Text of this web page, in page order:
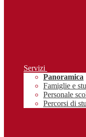
Servizi
Panoramica
Famiglie e
Personale
Percorsi di